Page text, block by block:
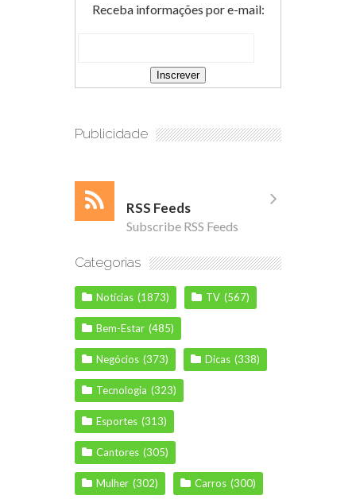
Receba informações por e-mail:
Publicidade
RSS Feeds
Subscribe RSS Feeds
Categorias
Notícias (1873) TV (567)
Bem-Estar (485)
Negócios (373) Dicas (338)
Tecnologia (323)
Esportes (313)
Cantores (305)
Mulher (302) Carros (300)